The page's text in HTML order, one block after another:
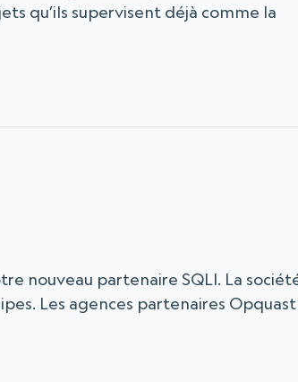
qu’ils supervisent déjà comme la
nouveau partenaire SQLI. La
Les agences partenaires Opquast